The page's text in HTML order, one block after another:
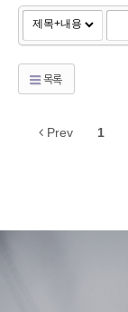
목록
Prev 1